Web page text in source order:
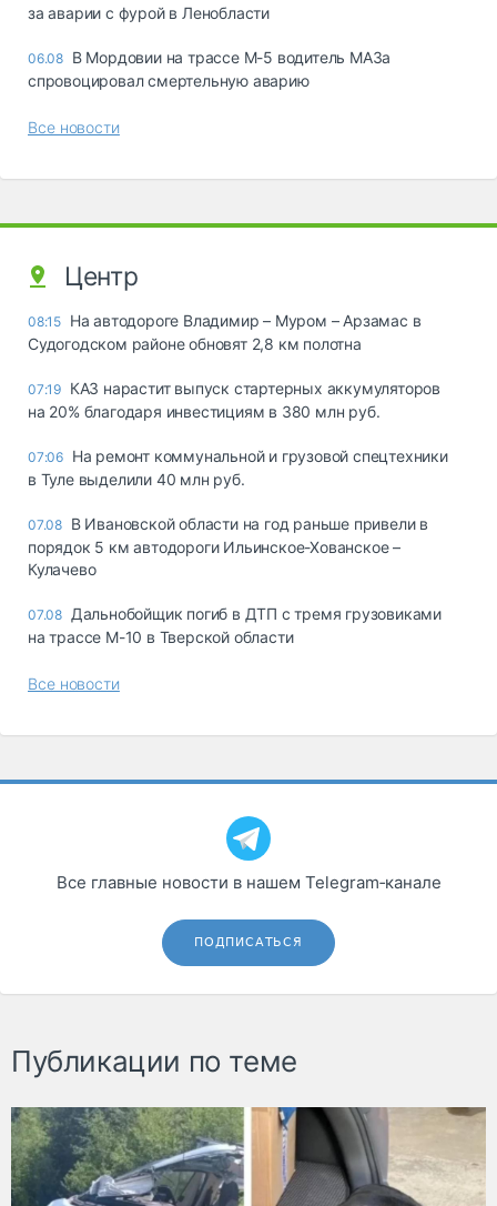
за аварии с фурой в Ленобласти
06.08 В Мордовии на трассе М-5 водитель МАЗа
спровоцировал смертельную аварию
Все новости
Центр
08:15 На автодороге Владимир – Муром – Арзамас в
Судогодском районе обновят 2,8 км полотна
07:19 КАЗ нарастит выпуск стартерных аккумуляторов
на 20% благодаря инвестициям в 380 млн руб.
07:06 На ремонт коммунальной и грузовой спецтехники
в Туле выделили 40 млн руб.
07.08 В Ивановской области на год раньше привели в
порядок 5 км автодороги Ильинское-Хованское –
Кулачево
07.08 Дальнобойщик погиб в ДТП с тремя грузовиками
на трассе М-10 в Тверской области
Все новости
Все главные новости в нашем Telegram‑канале
ПОДПИСАТЬСЯ
Публикации по теме